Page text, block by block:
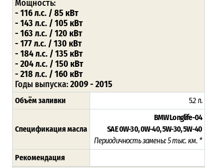
Мощность:
- 116 л.с. / 85 кВт
- 143 л.с. / 105 кВт
- 163 л.с. / 120 кВт
- 177 л.с. / 130 кВт
- 184 л.с. / 135 кВт
- 204 л.с. / 150 кВт
- 218 л.с. / 160 кВт
Годы выпуска:2009 - 2015
Объём заливки 5.2 л.
Спецификация масла
BMW Longlife-04
SAE 0W-30, 0W-40, 5W-30, 5W-40
Периодичность замены: 5 тыс. км. *
Рекомендация